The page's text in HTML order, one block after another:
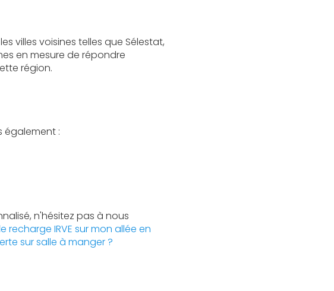
villes voisines telles que Sélestat,
en mesure de répondre
région.
également :
n'hésitez pas à nous
recharge IRVE sur mon allée en
sur salle à manger ?